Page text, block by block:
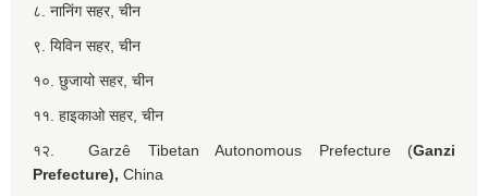
८. नानिंग सहर, चीन
९. यिविन सहर, चीन
१०. छुजायो सहर, चीन
११. हाइकाओ सहर, चीन
१२. Garzê Tibetan Autonomous Prefecture (Ganzi
Prefecture), China